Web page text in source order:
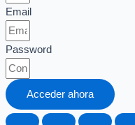
Email
Password
Acceder ahora